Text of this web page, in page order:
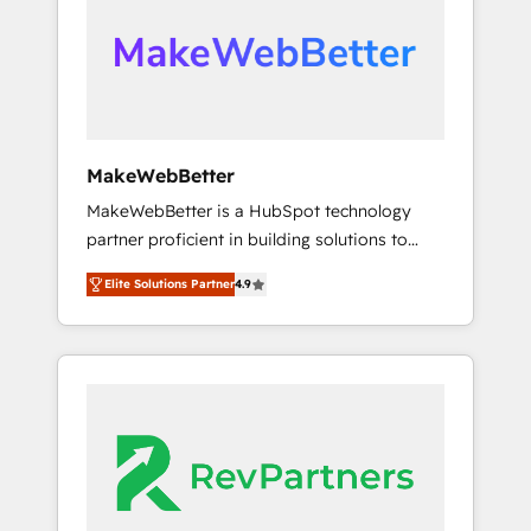
automation, we turn complexity into clarity,
human at global scale. 🏆 HubSpot’s CEO
MakeWebBetter
MakeWebBetter is a HubSpot technology
partner proficient in building solutions to
maximize the operational efficiency of
HubSpot. The fastest-growing tech-enabler &
facilitator, MakeWebBetter, hands you the
blend of HubSpot expertise & eminent
HubSpot Elite Partners with 10+ years of
HubSpot experience 🤝HubSpot Premier
Integration partner 🤝Google Premier Partner
Elite Solutions Partner4.9